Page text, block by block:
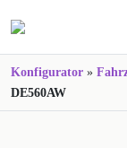
Konfigurator »
DE560AW